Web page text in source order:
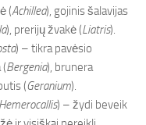
(Achillea), gojinis šalavijas
), prerijų žvakė (Liatris).
) – tikra pavėsio
Bergenia), brunera
(Geranium).
Hemerocallis) – žydi beveik